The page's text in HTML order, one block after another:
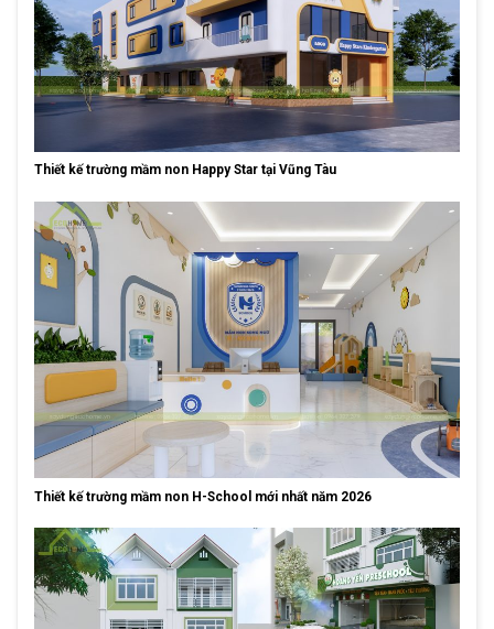
Thiết kế trường mầm non Happy Star tại Vũng Tàu
Thiết kế trường mầm non H-School mới nhất năm 2026